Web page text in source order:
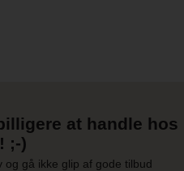
at handle hos
;-)
og gå ikke glip af gode tilbud